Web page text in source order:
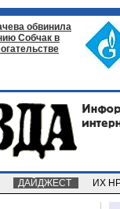
обвинила
Собчак в
ДАЙДЖЕСТ ИХ